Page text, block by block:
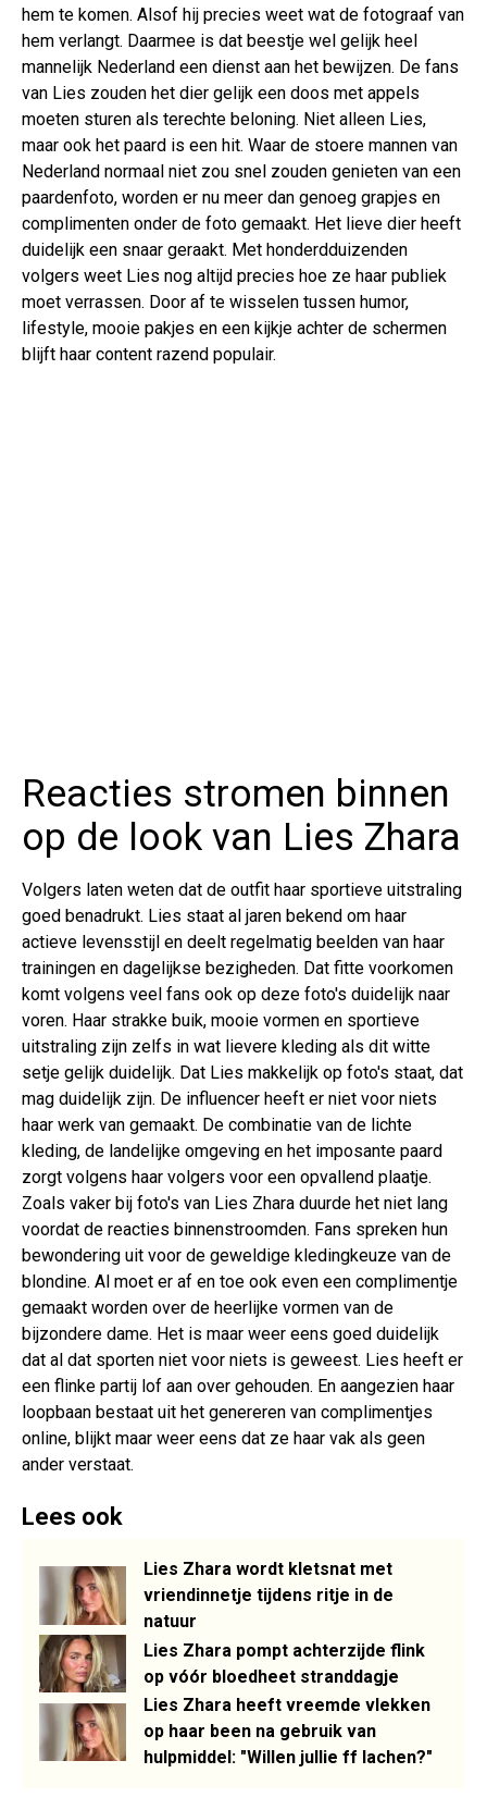
hem te komen. Alsof hij precies weet wat de fotograaf van
hem verlangt. Daarmee is dat beestje wel gelijk heel
mannelijk Nederland een dienst aan het bewijzen. De fans
van Lies zouden het dier gelijk een doos met appels
moeten sturen als terechte beloning. Niet alleen Lies,
maar ook het paard is een hit. Waar de stoere mannen van
Nederland normaal niet zou snel zouden genieten van een
paardenfoto, worden er nu meer dan genoeg grapjes en
complimenten onder de foto gemaakt. Het lieve dier heeft
duidelijk een snaar geraakt. Met honderdduizenden
volgers weet Lies nog altijd precies hoe ze haar publiek
moet verrassen. Door af te wisselen tussen humor,
lifestyle, mooie pakjes en een kijkje achter de schermen
blijft haar content razend populair.
Reacties stromen binnen
op de look van Lies Zhara
Volgers laten weten dat de outfit haar sportieve uitstraling
goed benadrukt. Lies staat al jaren bekend om haar
actieve levensstijl en deelt regelmatig beelden van haar
trainingen en dagelijkse bezigheden. Dat fitte voorkomen
komt volgens veel fans ook op deze foto's duidelijk naar
voren. Haar strakke buik, mooie vormen en sportieve
uitstraling zijn zelfs in wat lievere kleding als dit witte
setje gelijk duidelijk. Dat Lies makkelijk op foto's staat, dat
mag duidelijk zijn. De influencer heeft er niet voor niets
haar werk van gemaakt. De combinatie van de lichte
kleding, de landelijke omgeving en het imposante paard
zorgt volgens haar volgers voor een opvallend plaatje.
Zoals vaker bij foto's van Lies Zhara duurde het niet lang
voordat de reacties binnenstroomden. Fans spreken hun
bewondering uit voor de geweldige kledingkeuze van de
blondine. Al moet er af en toe ook even een complimentje
gemaakt worden over de heerlijke vormen van de
bijzondere dame. Het is maar weer eens goed duidelijk
dat al dat sporten niet voor niets is geweest. Lies heeft er
een flinke partij lof aan over gehouden. En aangezien haar
loopbaan bestaat uit het genereren van complimentjes
online, blijkt maar weer eens dat ze haar vak als geen
ander verstaat.
Lees ook
Lies Zhara wordt kletsnat met
vriendinnetje tijdens ritje in de
natuur
Lies Zhara pompt achterzijde flink
op vóór bloedheet stranddagje
Lies Zhara heeft vreemde vlekken
op haar been na gebruik van
hulpmiddel: "Willen jullie ff lachen?"